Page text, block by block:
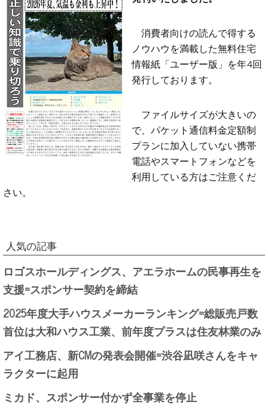
消費者向けの読んで得する
ノウハウを満載した無料住宅
情報紙「ユーザー版」を年4回
発行しております。
ファイルサイズが大きいの
で、パケット通信料金定額制
プランに加入していない携帯
電話やスマートフォンなどを
利用している方はご注意くだ
さい。
人気の記事
ロゴスホールディングス、アエラホームの民事再生を
支援=スポンサー契約を締結
2025年度大手ハウスメーカーランキング=総販売戸数
首位は大和ハウス工業、前年度プラスは住友林業のみ
アイ工務店、新CMの発表会開催=渋谷凪咲さんをキャ
ラクターに起用
ミカド、スポンサー付かず全事業を停止